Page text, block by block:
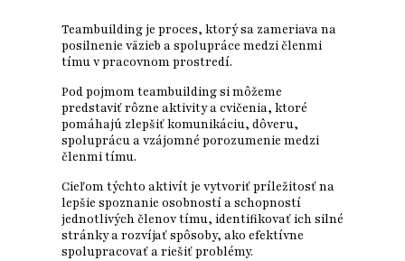
Teambuilding je proces, ktorý sa zameriava na
posilnenie väzieb a spolupráce medzi členmi
tímu v pracovnom prostredí.
Pod pojmom teambuilding si môžeme
predstaviť rôzne aktivity a cvičenia, ktoré
pomáhajú zlepšiť komunikáciu, dôveru,
spoluprácu a vzájomné porozumenie medzi
členmi tímu.
Cieľom týchto aktivít je vytvoriť príležitosť na
lepšie spoznanie osobností a schopností
jednotlivých členov tímu, identifikovať ich silné
stránky a rozvíjať spôsoby, ako efektívne
spolupracovať a riešiť problémy.